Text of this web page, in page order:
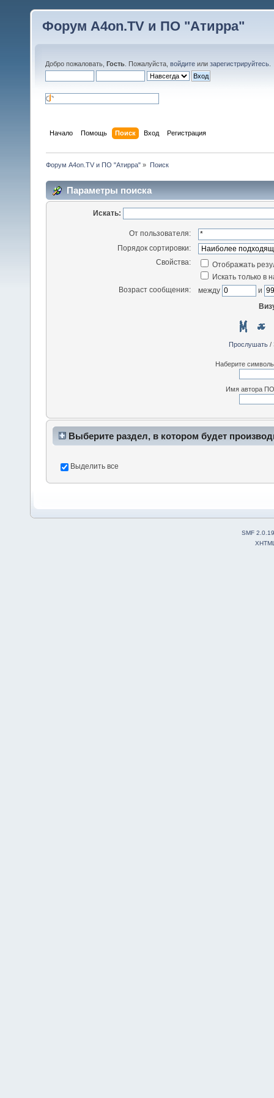
Форум A4on.TV и ПО "Атирра"
Добро пожаловать, Гость . Пожалуйста, войдите или зарегистрируйтесь
Начало Помощь Поиск Вход Регистрация
Форум A4on.TV и ПО "Атирра" » Поиск
Параметры поиска
Искать:
От пользователя:
Порядок сортировки:
Свойства:
Отображать
Искать только в
Возраст сообщения:
между
и
Прослушать/
Наберите
Имя автора
Выберите раздел, в котором будет
Выделить все
SMF 2.0.19